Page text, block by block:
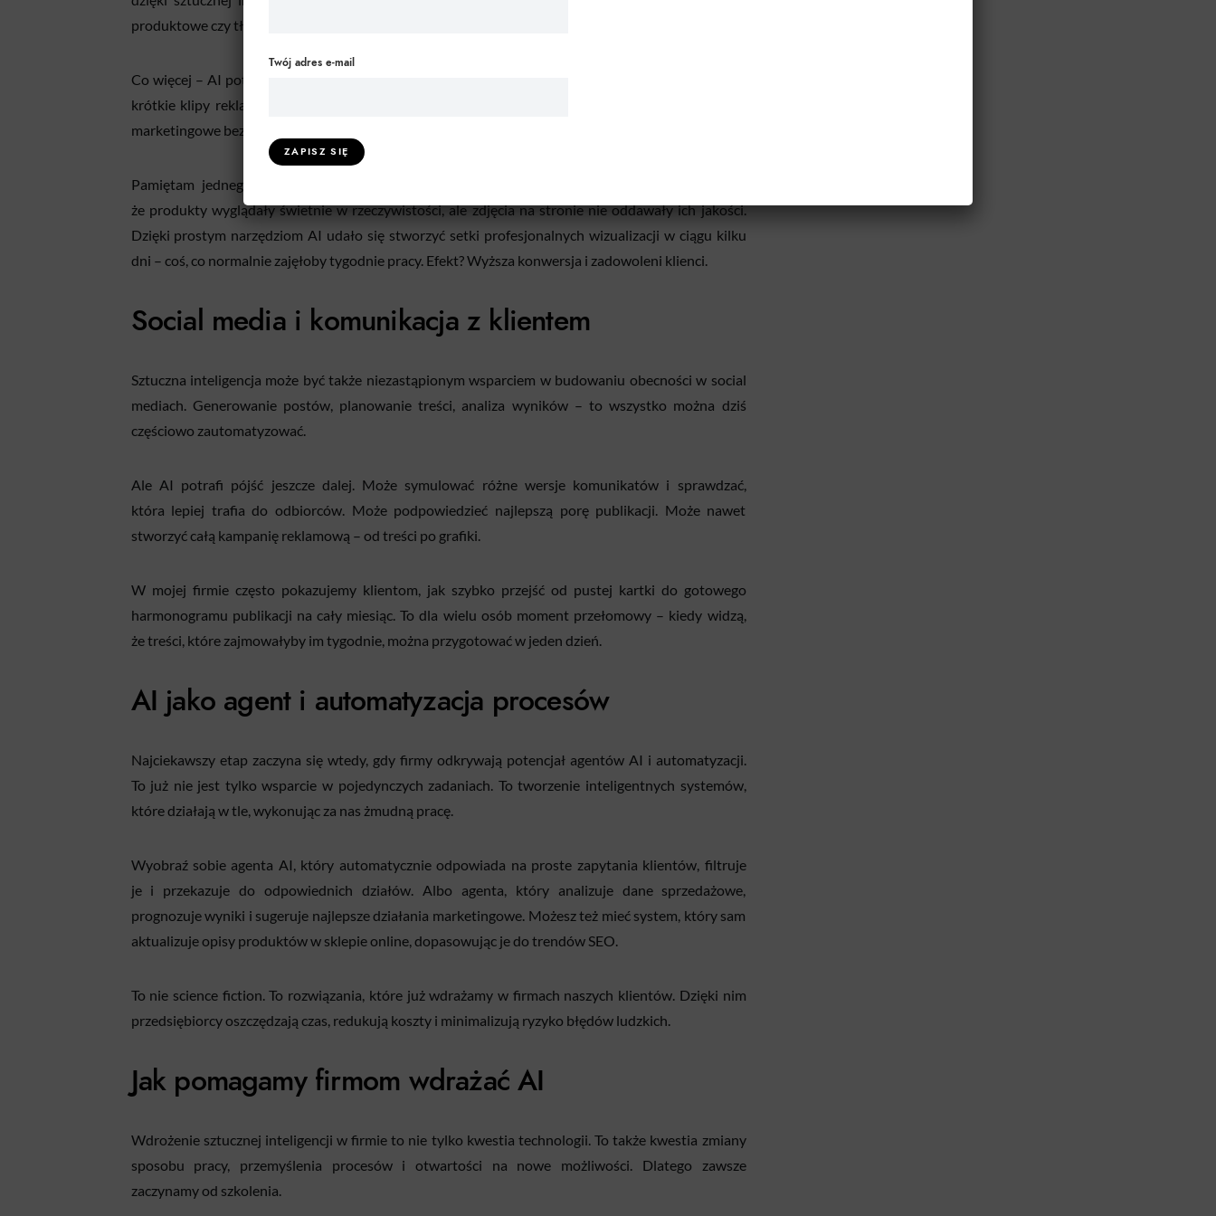
produktowe czy tło do prezentacji.
Co więcej – AI potrafi edytować wideo, podsuwać pomysły na dynamiczne ujęcia, a nawet tworzyć
krótkie klipy reklamowe. W praktyce oznacza to, że firma może tworzyć profesjonalne materiały
marketingowe bez konieczności zatrudniania dużego zespołu grafików czy montażystów.
Pamiętam jednego klienta, który prowadził sklep internetowy. Jego problem polegał na tym,
że produkty wyglądały świetnie w rzeczywistości, ale zdjęcia na stronie nie oddawały ich jakości.
Dzięki prostym narzędziom AI udało się stworzyć setki profesjonalnych wizualizacji w ciągu kilku
dni – coś, co normalnie zajęłoby tygodnie pracy. Efekt? Wyższa konwersja i zadowoleni klienci.
Social media i komunikacja z klientem
Sztuczna inteligencja może być także niezastąpionym wsparciem w budowaniu obecności w social
mediach. Generowanie postów, planowanie treści, analiza wyników – to wszystko można dziś
częściowo zautomatyzować.
Ale AI potrafi pójść jeszcze dalej. Może symulować różne wersje komunikatów i sprawdzać,
która lepiej trafia do odbiorców. Może podpowiedzieć najlepszą porę publikacji. Może nawet
stworzyć całą kampanię reklamową – od treści po grafiki.
W mojej firmie często pokazujemy klientom, jak szybko przejść od pustej kartki do gotowego
harmonogramu publikacji na cały miesiąc. To dla wielu osób moment przełomowy – kiedy widzą,
że treści, które zajmowałyby im tygodnie, można przygotować w jeden dzień.
AI jako agent i automatyzacja procesów
Najciekawszy etap zaczyna się wtedy, gdy firmy odkrywają potencjał agentów AI i automatyzacji.
To już nie jest tylko wsparcie w pojedynczych zadaniach. To tworzenie inteligentnych systemów,
które działają w tle, wykonując za nas żmudną pracę.
Wyobraź sobie agenta AI, który automatycznie odpowiada na proste zapytania klientów, filtruje
je i przekazuje do odpowiednich działów. Albo agenta, który analizuje dane sprzedażowe,
prognozuje wyniki i sugeruje najlepsze działania marketingowe. Możesz też mieć system, który sam
aktualizuje opisy produktów w sklepie online, dopasowując je do trendów SEO.
To nie science fiction. To rozwiązania, które już wdrażamy w firmach naszych klientów. Dzięki nim
przedsiębiorcy oszczędzają czas, redukują koszty i minimalizują ryzyko błędów ludzkich.
Jak pomagamy firmom wdrażać AI
Wdrożenie sztucznej inteligencji w firmie to nie tylko kwestia technologii. To także kwestia zmiany
sposobu pracy, przemyślenia procesów i otwartości na nowe możliwości. Dlatego zawsze
zaczynamy od szkolenia.
Twój adres e-mail